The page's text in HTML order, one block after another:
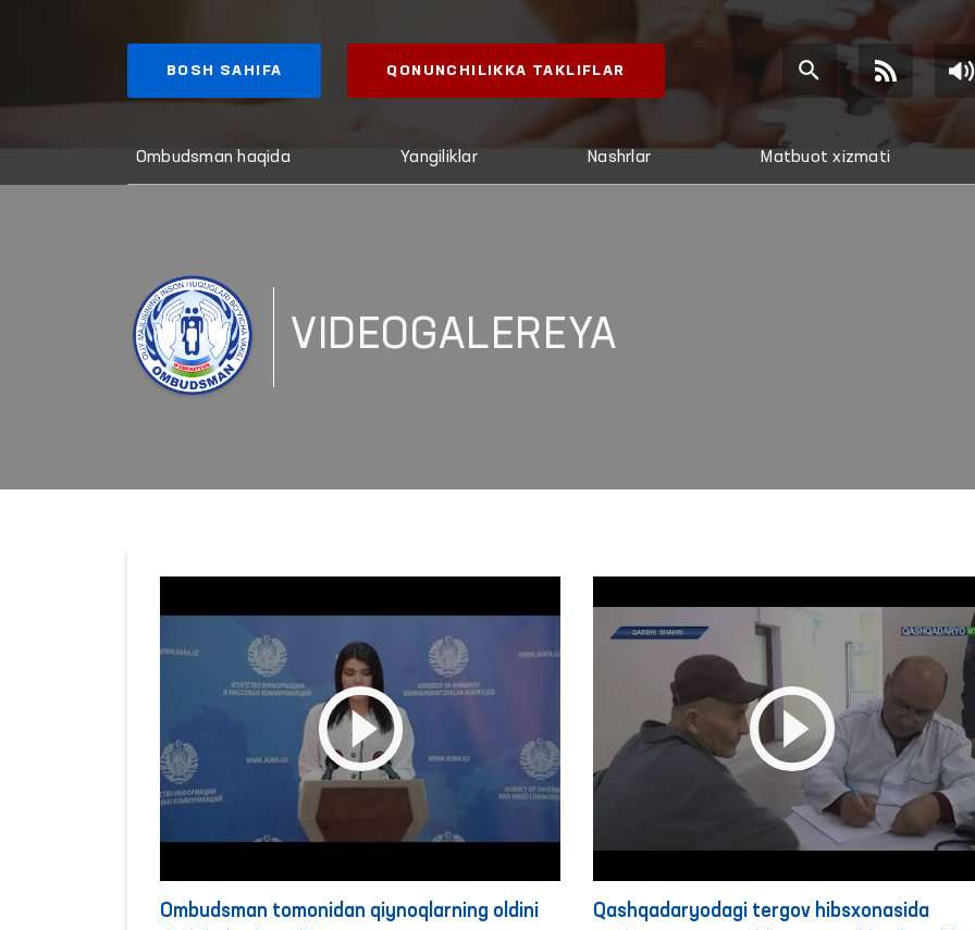
BOSH SAHIFA QONUNCHILIKKA TAKLIFLAR
Ombudsman haqida Yangiliklar Nashrlar Matbuot xizmati
VIDEOGALEREYA
Ombudsman tomonidan qiynoqlarning oldini
Qashqadaryodagi tergov hibsxonasida